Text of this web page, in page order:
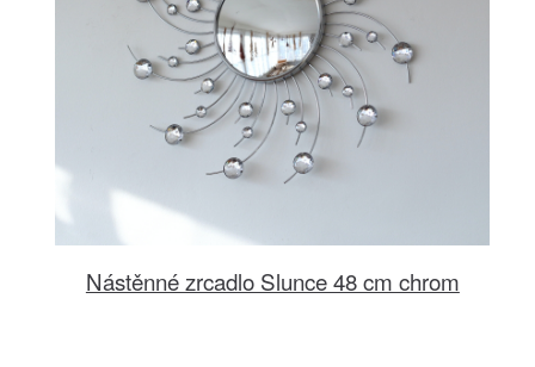
Nástěnné zrcadlo Slunce 48 cm chrom